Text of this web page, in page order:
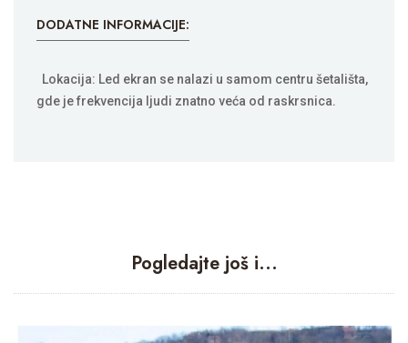
DODATNE INFORMACIJE:
Lokacija: Led ekran se nalazi u samom centru šetališta,
gde je frekvencija ljudi znatno veća od raskrsnica.
Pogledajte još i...